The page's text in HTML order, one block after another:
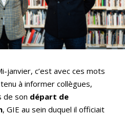
janvier, c’est avec ces mots
à informer collègues,
de son départ de
, GIE au sein duquel il officiait